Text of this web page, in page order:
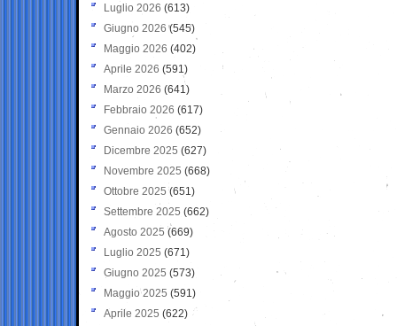
Luglio 2026 (613)
Giugno 2026 (545)
Maggio 2026 (402)
Aprile 2026 (591)
Marzo 2026 (641)
Febbraio 2026 (617)
Gennaio 2026 (652)
Dicembre 2025 (627)
Novembre 2025 (668)
Ottobre 2025 (651)
Settembre 2025 (662)
Agosto 2025 (669)
Luglio 2025 (671)
Giugno 2025 (573)
Maggio 2025 (591)
Aprile 2025 (622)